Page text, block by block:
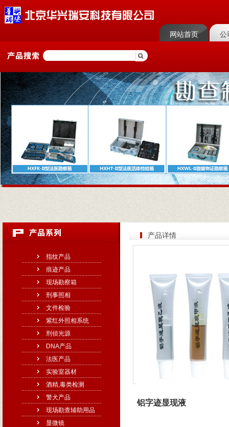
网站首页 公
指纹产品
痕迹产品
现场勘察箱
刑事照相
文件检验
紫红外照相系统
刑侦光源
DNA产品
法医产品
实验室器材
酒精,毒类检测
警犬产品
现场勘查辅助用品
显微镜
产品详情
铝字迹显现液